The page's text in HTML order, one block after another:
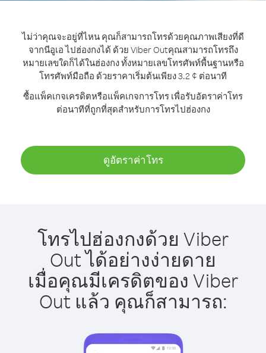
ไม่ว่าคุณจะอยู่ที่ไหน คุณก็สามารถโทรด้วยคุณภาพเสียงที่ดี
จากนีอูเอ ไปฮ่องกงได้ ด้วย Viber Outคุณสามารถโทรถึง
หมายเลขใดก็ได้ในฮ่องกง ทั้งหมายเลขโทรศัพท์พื้นฐานหรือ
โทรศัพท์มือถือ ด้วยราคาเริ่มต้นเพียง 3.2 ¢ ต่อนาที
ซื้อแพ็คเกจเครดิตหรือแพ็คเกจการโทร เพื่อรับอัตราค่าโทร
ต่อนาทีที่ถูกที่สุดสำหรับการโทรไปฮ่องกง
ดูอัตราค่าโทร
โทรไปฮ่องกงด้วย Viber
Out ได้อย่างง่ายดาย
เมื่อคุณมีเครดิตของ Viber
Out แล้ว คุณก็สามารถ: